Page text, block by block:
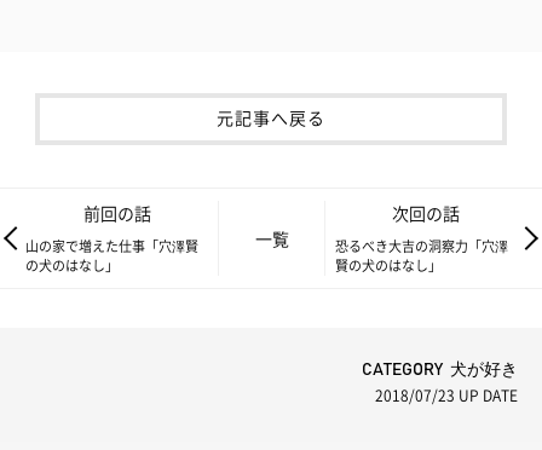
元記事へ戻る
前回の話
山の家で増えた仕事「穴澤賢
の犬のはなし」
一覧
次回の話
恐るべき大吉の洞察力「穴澤
賢の犬のはなし」
CATEGORY 犬が好き
2018/07/23 UP DATE